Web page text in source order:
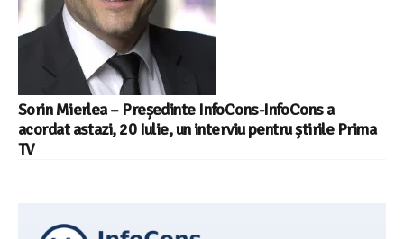
Sorin Mierlea – Președinte InfoCons-InfoCons a
acordat astazi, 20 Iulie, un interviu pentru știrile Prima
TV